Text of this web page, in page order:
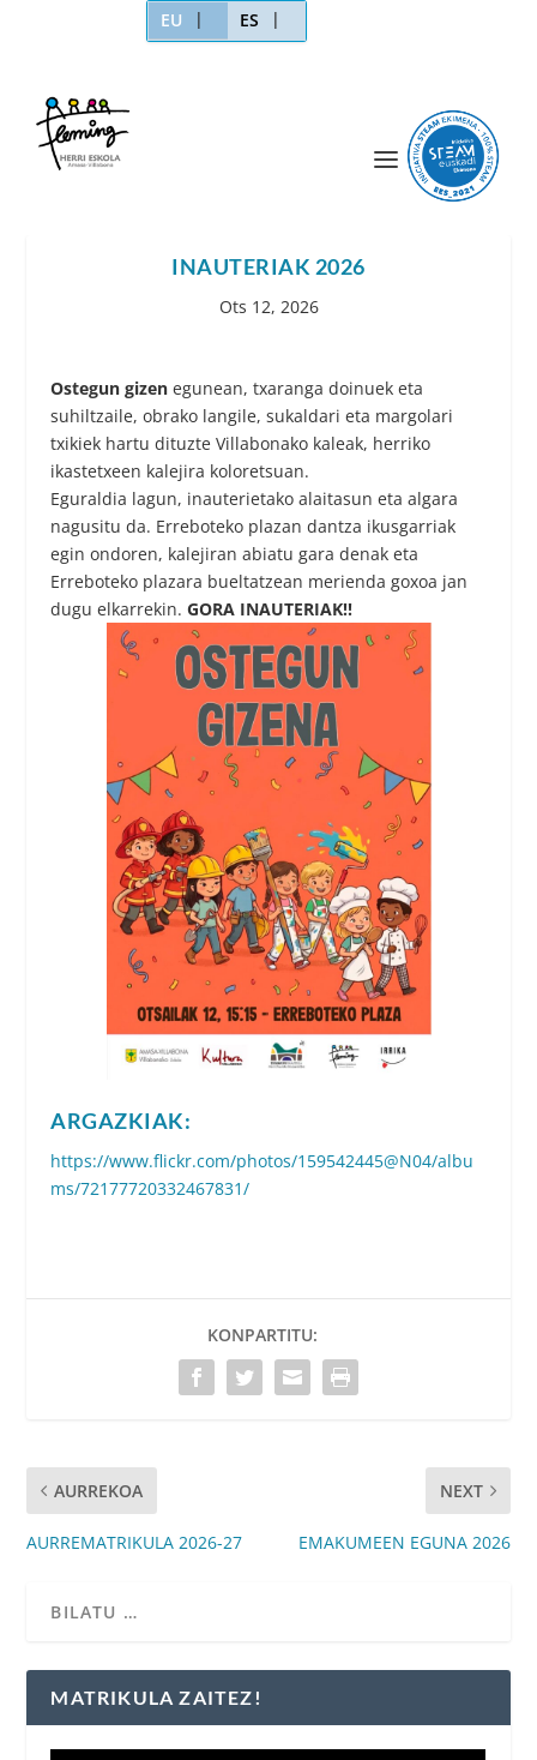
EU ES
INAUTERIAK 2026
Ots 12, 2026
Ostegun gizen egunean, txaranga doinuek eta
suhiltzaile, obrako langile, sukaldari eta margolari
txikiek hartu dituzte Villabonako kaleak, herriko
ikastetxeen kalejira koloretsuan.
Eguraldia lagun, inauterietako alaitasun eta algara
nagusitu da. Erreboteko plazan dantza ikusgarriak
egin ondoren, kalejiran abiatu gara denak eta
Erreboteko plazara bueltatzean merienda goxoa jan
dugu elkarrekin.GORA INAUTERIAK!!
ARGAZKIAK:
https://www.flickr.com/photos/159542445@N04/albu
ms/72177720332467831/
KONPARTITU:
AURREKOA
AURREMATRIKULA 2026-27
NEXT
EMAKUMEEN EGUNA 2026
MATRIKULA ZAITEZ!